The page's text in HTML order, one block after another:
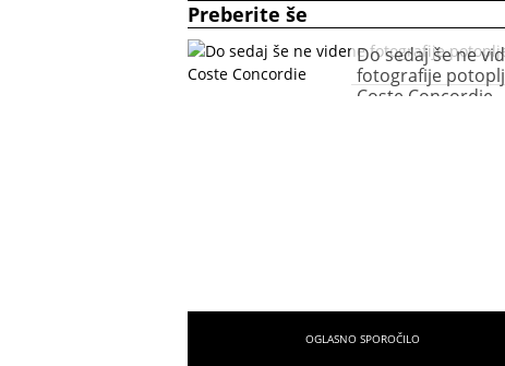
Preberite še
Do sedaj še ne
fotografije
Coste Concordie